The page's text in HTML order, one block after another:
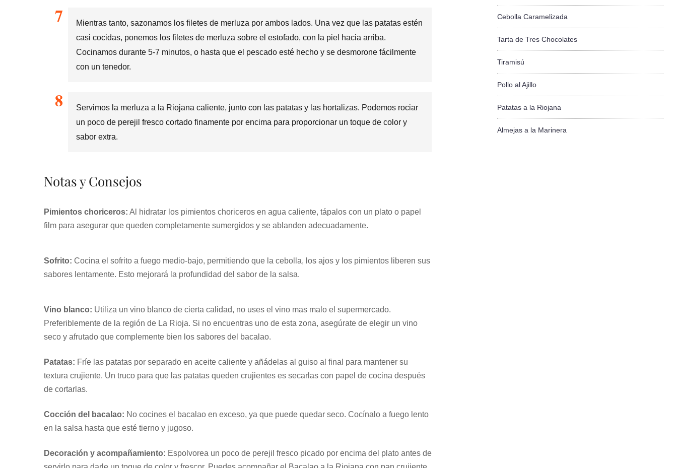
Mientras tanto, sazonamos los filetes de merluza por ambos lados. Una vez que las patatas estén
casi cocidas, ponemos los filetes de merluza sobre el estofado, con la piel hacia arriba.
Cocinamos durante 5-7 minutos, o hasta que el pescado esté hecho y se desmorone fácilmente
con un tenedor.
Servimos la merluza a la Riojana caliente, junto con las patatas y las hortalizas. Podemos rociar
un poco de perejil fresco cortado finamente por encima para proporcionar un toque de color y
sabor extra.
Notas y Consejos
Pimientos choriceros: Al hidratar los pimientos choriceros en agua caliente, tápalos con un plato o papel
film para asegurar que queden completamente sumergidos y se ablanden adecuadamente.
Sofrito: Cocina el sofrito a fuego medio-bajo, permitiendo que la cebolla, los ajos y los pimientos liberen sus
sabores lentamente. Esto mejorará la profundidad del sabor de la salsa.
Vino blanco: Utiliza un vino blanco de cierta calidad, no uses el vino mas malo el supermercado.
Preferiblemente de la región de La Rioja. Si no encuentras uno de esta zona, asegúrate de elegir un vino
seco y afrutado que complemente bien los sabores del bacalao.
Patatas: Fríe las patatas por separado en aceite caliente y añádelas al guiso al final para mantener su
textura crujiente. Un truco para que las patatas queden crujientes es secarlas con papel de cocina después
de cortarlas.
Cocción del bacalao: No cocines el bacalao en exceso, ya que puede quedar seco. Cocínalo a fuego lento
en la salsa hasta que esté tierno y jugoso.
Decoración y acompañamiento: Espolvorea un poco de perejil fresco picado por encima del plato antes de
Cebolla Caramelizada
Tarta de Tres Chocolates
Tiramisú
Pollo al Ajillo
Patatas a la Riojana
Almejas a la Marinera